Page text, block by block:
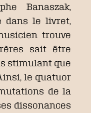
Banaszak,
dans le livret,
trouve
sait être
stimulant que
le quatuor
de la
dissonances